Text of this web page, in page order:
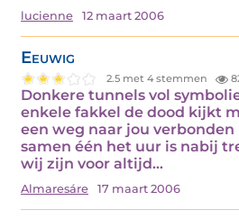
lucienne 12 maart 2006
Eeuwig
2.5 met 4 stemmen
Donkere tunnels vol
enkele fakkel de dood kijkt
een weg naar jou
samen één het uur is nabij
wij zijn voor altijd…
Almaresáre 17 maart 2006